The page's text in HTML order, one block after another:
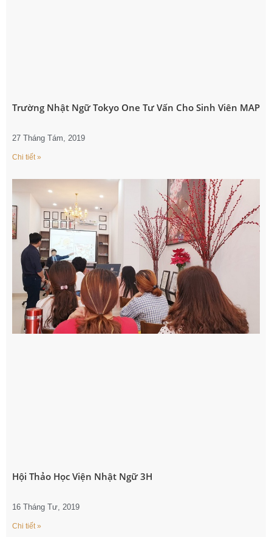
Trường Nhật Ngữ Tokyo One Tư Vấn Cho Sinh Viên MAP
27 Tháng Tám, 2019
Chi tiết »
Hội Thảo Học Viện Nhật Ngữ 3H
16 Tháng Tư, 2019
Chi tiết »